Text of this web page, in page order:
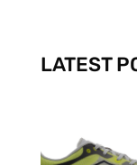
-
f
LATEST